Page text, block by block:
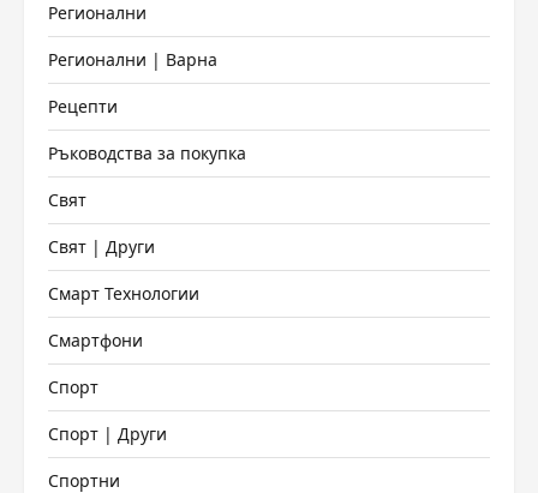
Регионални
Регионални | Варна
Рецепти
Ръководства за покупка
Свят
Свят | Други
Смарт Технологии
Смартфони
Спорт
Спорт | Други
Спортни